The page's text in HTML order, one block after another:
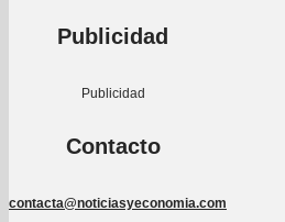
Publicidad
Publicidad
Contacto
contacta@noticiasyeconomia.com